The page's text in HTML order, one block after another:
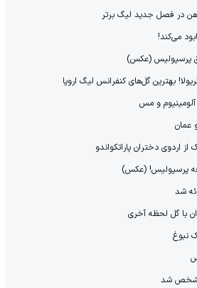
در فصل جدید لیگ برتر
می‌کند!
پرسپولیس (عکس)
بهترین گل‌های کنفرانس لیگ اروپا
و مس
عمان
اردوی دختران پاراتکواندو
پرسپولیس! (عکس)
شد
با گل لحظه آخری
نبوغ
مشخص شد